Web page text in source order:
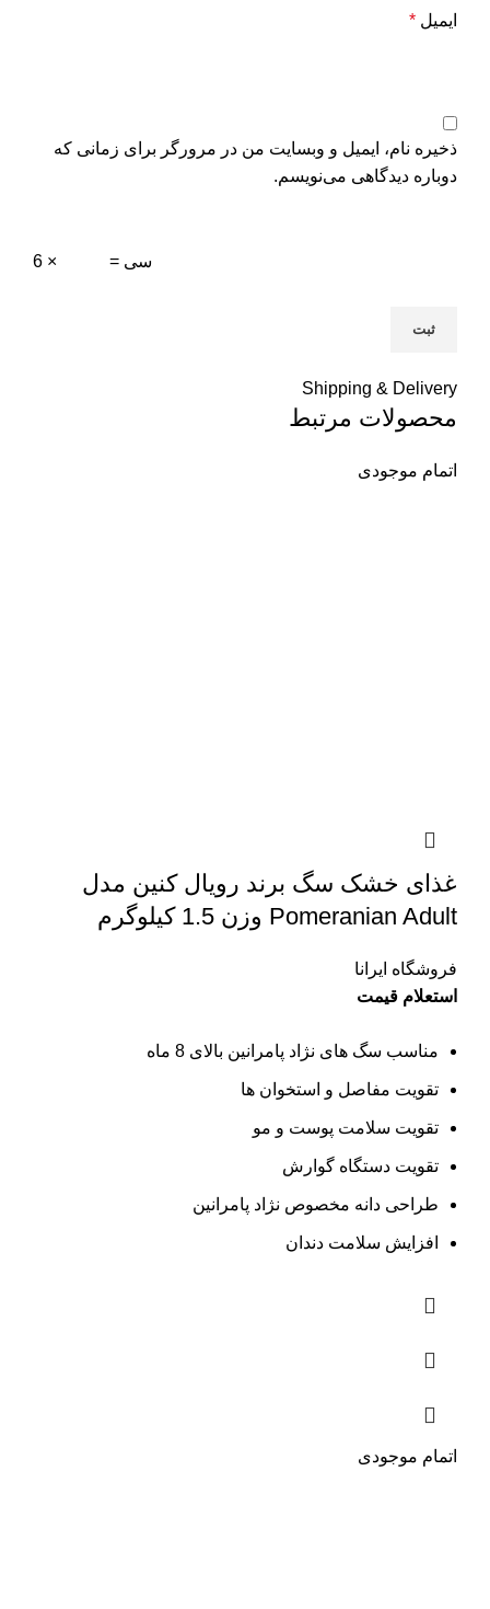
ایمیل *
ذخیره نام، ایمیل و وبسایت من در مرورگر برای زمانی که
دوباره دیدگاهی می‌نویسم.
6 × = سی
Shipping & Delivery
محصولات مرتبط
اتمام موجودی
غذای خشک سگ برند رویال کنین مدل
Pomeranian Adult وزن 1.5 کیلوگرم
فروشگاه ایرانا
استعلام قیمت
مناسب سگ های نژاد پامرانین بالای 8 ماه
تقویت مفاصل و استخوان ها
تقویت سلامت پوست و مو
تقویت دستگاه گوارش
طراحی دانه مخصوص نژاد پامرانین
افزایش سلامت دندان
اتمام موجودی